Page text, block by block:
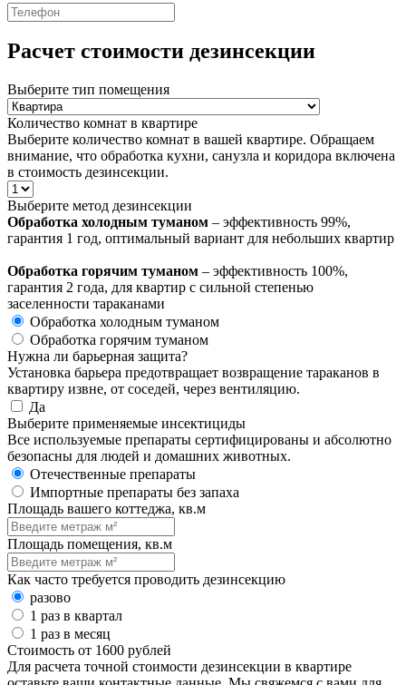
Расчет стоимости дезинсекции
Выберите тип помещения
Количество комнат в квартире
Выберите количество комнат в вашей квартире. Обращаем
внимание, что обработка кухни, санузла и коридора включена
в стоимость дезинсекции.
Выберите метод дезинсекции
Обработка холодным туманом – эффективность 99%,
гарантия 1 год, оптимальный вариант для небольших квартир
Обработка горячим туманом – эффективность 100%,
гарантия 2 года, для квартир с сильной степенью
заселенности тараканами
Обработка холодным туманом
Обработка горячим туманом
Нужна ли барьерная защита?
Установка барьера предотвращает возвращение тараканов в
квартиру извне, от соседей, через вентиляцию.
Да
Выберите применяемые инсектициды
Все используемые препараты сертифицированы и абсолютно
безопасны для людей и домашних животных.
Отечественные препараты
Импортные препараты без запаха
Площадь вашего коттеджа, кв.м
Площадь помещения, кв.м
Как часто требуется проводить дезинсекцию
разово
1 раз в квартал
1 раз в месяц
Стоимость от 1600 рублей
Для расчета точной стоимости дезинсекции в квартире